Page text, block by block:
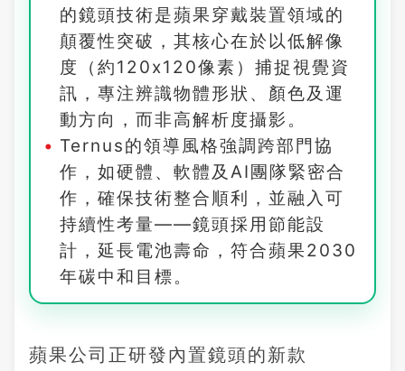
的鏡頭技術是蘋果穿戴裝置領域的
顛覆性突破，其核心在於以低解像
度（約120x120像素）捕捉視覺資
訊，專注辨識物體形狀、顏色及運
動方向，而非高解析度攝影。
Ternus的領導風格強調跨部門協
作，如硬體、軟體及AI團隊緊密合
作，確保技術整合順利，並融入可
持續性考量——鏡頭採用節能設
計，延長電池壽命，符合蘋果2030
年碳中和目標。
蘋果公司正研發內置鏡頭的新款